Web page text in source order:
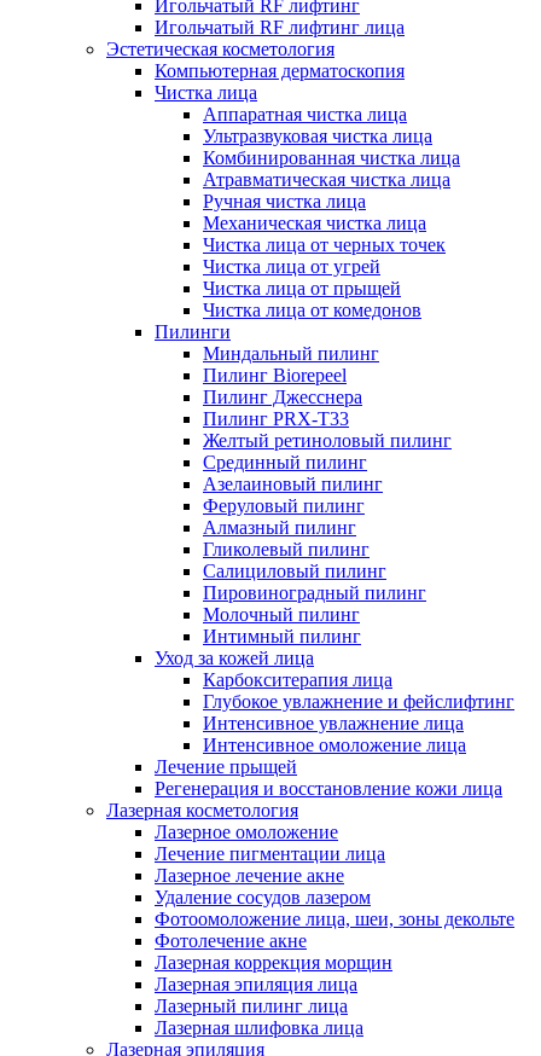
Игольчатый RF лифтинг
Игольчатый RF лифтинг лица
Эстетическая косметология
Компьютерная дерматоскопия
Чистка лица
Аппаратная чистка лица
Ультразвуковая чистка лица
Комбинированная чистка лица
Атравматическая чистка лица
Ручная чистка лица
Механическая чистка лица
Чистка лица от черных точек
Чистка лица от угрей
Чистка лица от прыщей
Чистка лица от комедонов
Пилинги
Миндальный пилинг
Пилинг Biorepeel
Пилинг Джесснера
Пилинг PRX-T33
Желтый ретиноловый пилинг
Срединный пилинг
Азелаиновый пилинг
Феруловый пилинг
Алмазный пилинг
Гликолевый пилинг
Салициловый пилинг
Пировиноградный пилинг
Молочный пилинг
Интимный пилинг
Уход за кожей лица
Карбокситерапия лица
Глубокое увлажнение и фейслифтинг
Интенсивное увлажнение лица
Интенсивное омоложение лица
Лечение прыщей
Регенерация и восстановление кожи лица
Лазерная косметология
Лазерное омоложение
Лечение пигментации лица
Лазерное лечение акне
Удаление сосудов лазером
Фотоомоложение лица, шеи, зоны декольте
Фотолечение акне
Лазерная коррекция морщин
Лазерная эпиляция лица
Лазерный пилинг лица
Лазерная шлифовка лица
Лазерная эпиляция